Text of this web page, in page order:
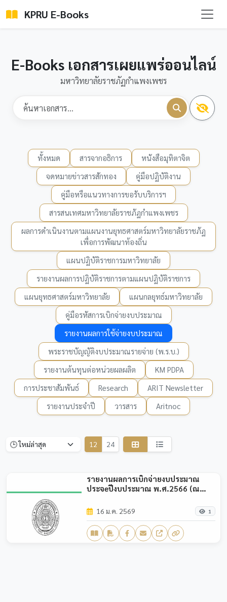
KPRU E-Books
E-Books เอกสารเผยแพร่ออนไลน์
มหาวิทยาลัยราชภัฏกำแพงเพชร
ทั้งหมด สารจากอธิการ
หนังสือมุทิตาจิต
จดหมายข่าวสารสักทอง
คู่มือปฏิบัติงาน
คู่มือหรือแนวทางการขอรับบริการฯ
สารสนเทศมหาวิทยาลัยราชภัฏกำแพงเพชร
ผลการดำเนินงานตามแผนงานยุทธศาสตร์มหาวิทยาลัยราชภัฏ
เพื่อการพัฒนาท้องถิ่น
แผนปฏิบัติราชการมหาวิทยาลัย
รายงานผลการปฏิบัติราชการตามแผนปฏิบัติราชการ
แผนยุทธศาสตร์มหาวิทยาลัย
แผนกลยุทธ์มหาวิทยาลัย
คู่มือรหัสการเบิกจ่ายงบประมาณ
รายงานผลการใช้จ่ายงบประมาณ
พระราชบัญญัติงบประมาณรายจ่าย (พ.ร.บ.)
รายงานต้นทุนต่อหน่วยผลผลิต
KM PDPA
การประชาสัมพันธ์
Research
ARIT Newsletter
รายงานประจำปี
วารสาร Aritnoc
12 24
รายงานผลการเบิกจ่ายงบประมาณ
ประจeปีงบประมาณ พ.ศ.2566 (ณ
16 ม.ค. 2569 1